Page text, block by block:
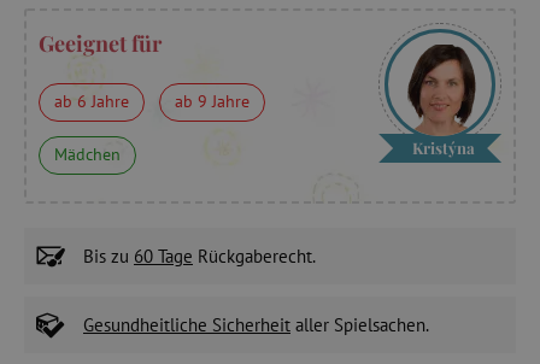
Geeignet für
ab 6 Jahre ab 9 Jahre
Mädchen Kristýna
Bis zu 60 Tage Rückgaberecht.
Gesundheitliche Sicherheit aller Spielsachen.